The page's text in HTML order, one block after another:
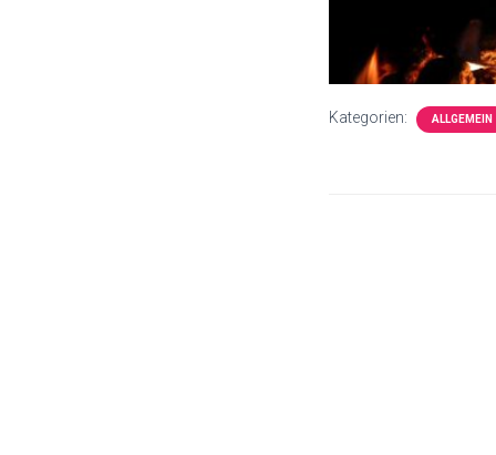
Kategorien: ALLGEMEIN